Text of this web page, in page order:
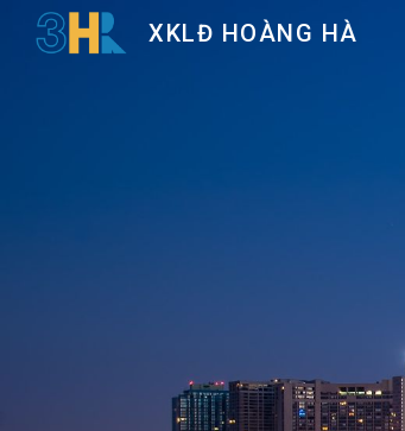
XKLĐ HOÀNG HÀ